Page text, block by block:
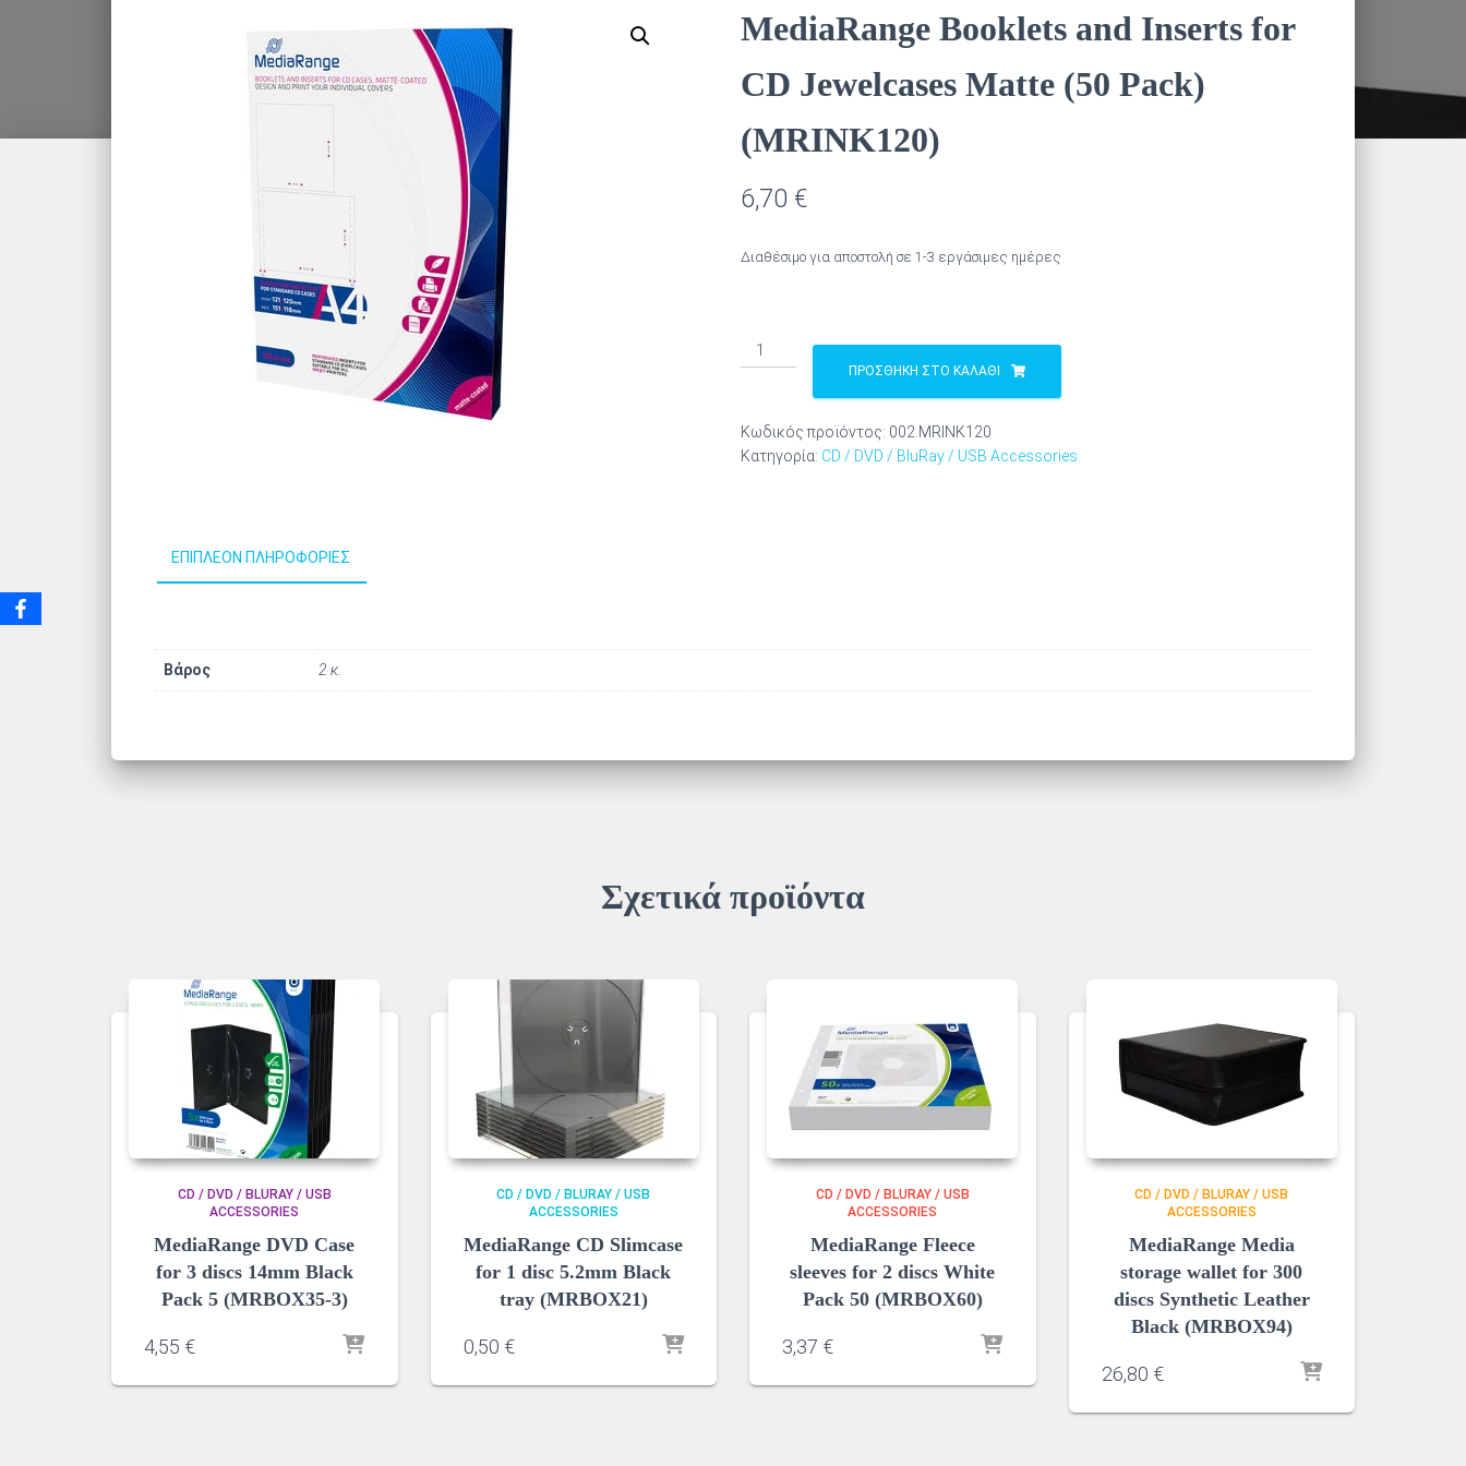
MediaRange Booklets and Inserts for
CD Jewelcases Matte (50 Pack)
(MRINK120)
6,70 €
Διαθέσιμο για αποστολή σε 1-3 εργάσιμες ημέρες
MediaRange
Booklets
for
CD
ΠΡΟΣΘΉΚΗ ΣΤΟ ΚΑΛΆΘΙ
Κωδικός προϊόντος: 002.MRINK120
Κατηγορία: CD / DVD / BluRay / USB Accessories
ΕΠΙΠΛΈΟΝ ΠΛΗΡΟΦΟΡΊΕΣ
Βάρος 2 κ.
Σχετικά προϊόντα
CD / DVD / BLURAY / USB
ACCESSORIES
MediaRange DVD Case
for 3 discs 14mm Black
Pack 5 (MRBOX35-3)
4,55 €
CD / DVD / BLURAY / USB
ACCESSORIES
MediaRange CD Slimcase
for 1 disc 5.2mm Black
tray (MRBOX21)
0,50 €
CD / DVD / BLURAY / USB
ACCESSORIES
MediaRange Fleece
sleeves for 2 discs White
Pack 50 (MRBOX60)
3,37 €
CD / DVD / BLURAY / USB
ACCESSORIES
MediaRange Media
storage wallet for 300
discs Synthetic Leather
Black (MRBOX94)
26,80 €